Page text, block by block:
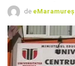
de eMaramureș